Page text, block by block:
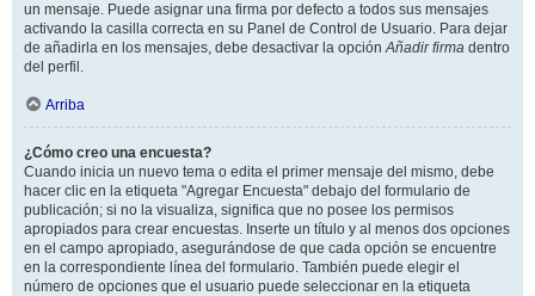
un mensaje. Puede asignar una firma por defecto a todos sus mensajes
activando la casilla correcta en su Panel de Control de Usuario. Para dejar
de añadirla en los mensajes, debe desactivar la opciónAñadir firma dentro
del perfil.
Arriba
¿Cómo creo una encuesta?
Cuando inicia un nuevo tema o edita el primer mensaje del mismo, debe
hacer clic en la etiqueta "Agregar Encuesta" debajo del formulario de
publicación; si no la visualiza, significa que no posee los permisos
apropiados para crear encuestas. Inserte un título y al menos dos opciones
en el campo apropiado, asegurándose de que cada opción se encuentre
en la correspondiente línea del formulario. También puede elegir el
número de opciones que el usuario puede seleccionar en la etiqueta